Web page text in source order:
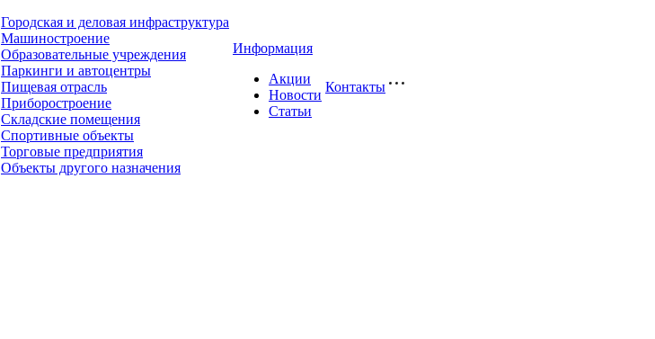
Городская и деловая инфраструктура
Машиностроение
Образовательные учреждения
Паркинги и автоцентры
Пищевая отрасль
Приборостроение
Складские помещения
Спортивные объекты
Торговые предприятия
Объекты другого назначения
Информация
Акции
Новости
Статьи
Контакты